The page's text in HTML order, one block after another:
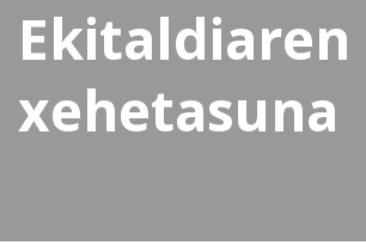
Ekitaldiaren
xehetasuna